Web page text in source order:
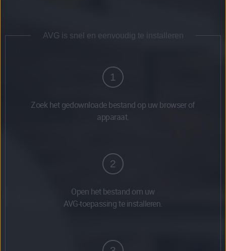
AVG is snel en eenvoudig te installeren
1
Zoek het gedownloade bestand op uw browser of
apparaat.
2
Open het bestand om uw
AVG-toepassing te installeren.